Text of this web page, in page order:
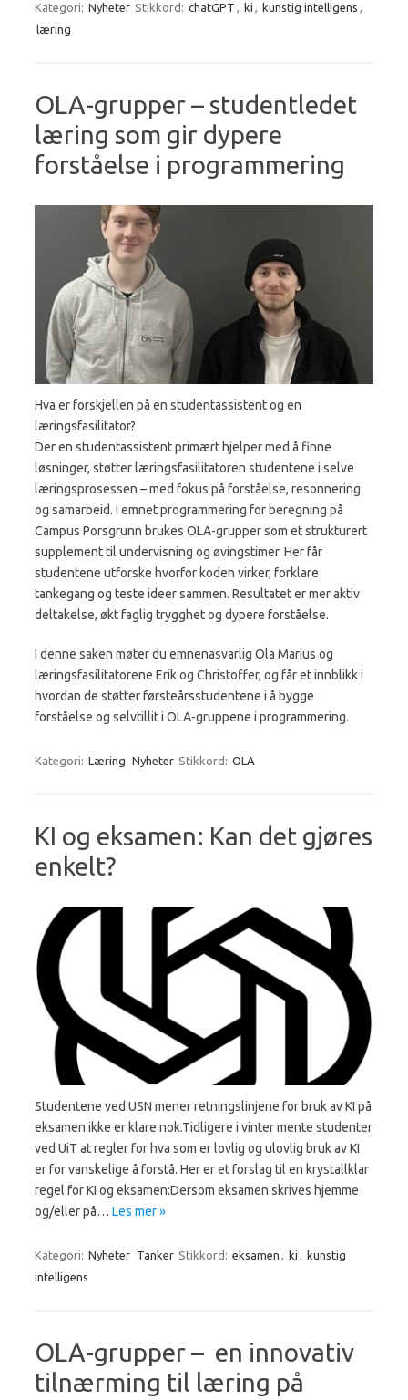
Kategori: Nyheter Stikkord: chatGPT , ki , kunstig intelligens ,
læring
OLA-grupper – studentledet
læring som gir dypere
forståelse i programmering
Hva er forskjellen på en studentassistent og en
læringsfasilitator?
Der en studentassistent primært hjelper med å finne
løsninger, støtter læringsfasilitatoren studentene i selve
læringsprosessen – med fokus på forståelse, resonnering
og samarbeid. I emnet programmering for beregning på
Campus Porsgrunn brukes OLA-grupper som et strukturert
supplement til undervisning og øvingstimer. Her får
studentene utforske hvorfor koden virker, forklare
tankegang og teste ideer sammen. Resultatet er mer aktiv
deltakelse, økt faglig trygghet og dypere forståelse.
I denne saken møter du emnenasvarlig Ola Marius og
læringsfasilitatorene Erik og Christoffer, og får et innblikk i
hvordan de støtter førsteårsstudentene i å bygge
forståelse og selvtillit i OLA-gruppene i programmering.
Kategori: Læring Nyheter Stikkord: OLA
KI og eksamen: Kan det gjøres
enkelt?
Studentene ved USN mener retningslinjene for bruk av KI på
eksamen ikke er klare nok.Tidligere i vinter mente studenter
ved UiT at regler for hva som er lovlig og ulovlig bruk av KI
er for vanskelige å forstå. Her er et forslag til en krystallklar
regel for KI og eksamen:Dersom eksamen skrives hjemme
og/eller på… Les mer »
Kategori: Nyheter Tanker Stikkord: eksamen ki
kunstig
intelligens
OLA-grupper – en innovativ
tilnærming til læring på